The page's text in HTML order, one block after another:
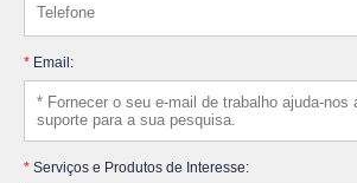
* Email:
* Serviços e Produtos de Interesse: